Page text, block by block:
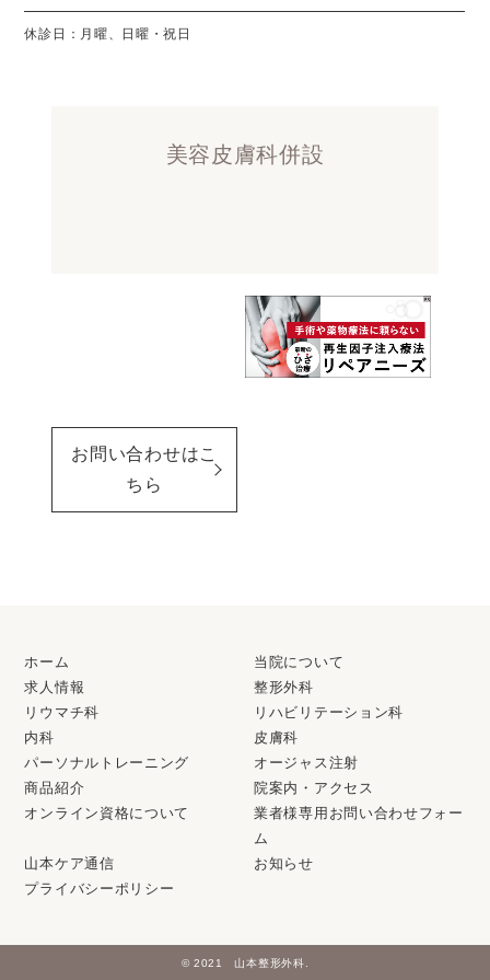
休診日：月曜、日曜・祝日
美容皮膚科併設
お問い合わせはこ
ちら
ホーム
当院について
求人情報
整形外科
リウマチ科
リハビリテーション科
内科
皮膚科
パーソナルトレーニング
オージャス注射
商品紹介
院案内・アクセス
オンライン資格について
業者様専用お問い合わせフォー
ム
山本ケア通信
お知らせ
プライバシーポリシー
© 2021 山本整形外科.